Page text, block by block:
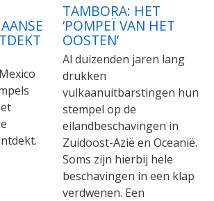
TAMBORA: HET
‘POMPEÏ VAN HET
OOSTEN’
Al duizenden jaren lang
drukken
vulkaanuitbarstingen hun
stempel op de
eilandbeschavingen in
Zuidoost-Azië en Oceanië.
Soms zijn hierbij hele
beschavingen in een klap
verdwenen. Een